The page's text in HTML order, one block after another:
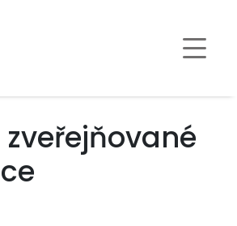
zveřejňované